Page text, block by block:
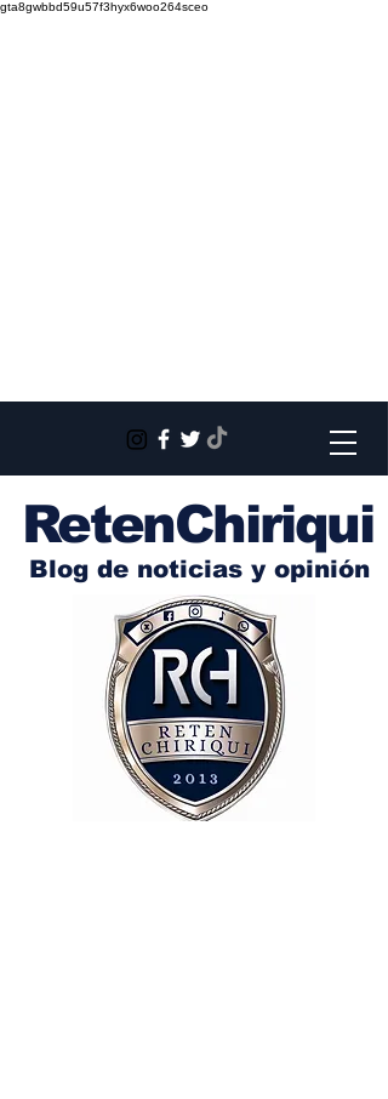
gta8gwbbd59u57f3hyx6woo264sceo
RetenChiriqui
Blog de noticias y opinión